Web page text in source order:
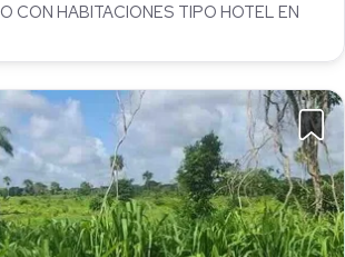
CON HABITACIONES TIPO HOTEL EN